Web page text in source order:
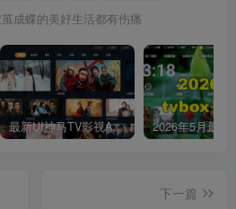
成蝶的美好生活都有伤痛
最新UI神马TV影视APP源码 乐檬影视苹果CMS后台 包含前后端源码
下一篇